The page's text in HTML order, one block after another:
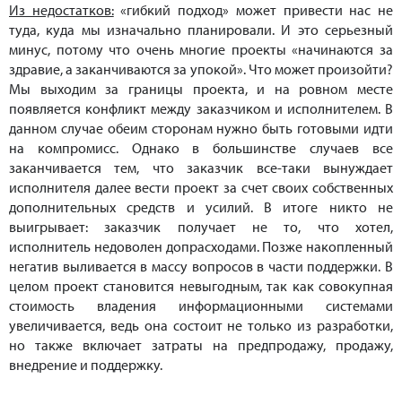
Из недостатков:«гибкий подход» может привести нас не
туда, куда мы изначально планировали. И это серьезный
минус, потому что очень многие проекты «начинаются за
здравие, а заканчиваются за упокой». Что может произойти?
Мы выходим за границы проекта, и на ровном месте
появляется конфликт между заказчиком и исполнителем. В
данном случае обеим сторонам нужно быть готовыми идти
на компромисс. Однако в большинстве случаев все
заканчивается тем, что заказчик все-таки вынуждает
исполнителя далее вести проект за счет своих собственных
дополнительных средств и усилий. В итоге никто не
выигрывает: заказчик получает не то, что хотел,
исполнитель недоволен допрасходами. Позже накопленный
негатив выливается в массу вопросов в части поддержки. В
целом проект становится невыгодным, так как совокупная
стоимость владения информационными системами
увеличивается, ведь она состоит не только из разработки,
но также включает затраты на предпродажу, продажу,
внедрение и поддержку.